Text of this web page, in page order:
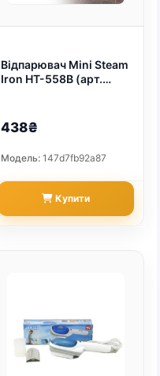
Відпарювач Mini Steam
Iron HT-558B (арт.
438₴
Модель: 147d7fb92a87
Купити